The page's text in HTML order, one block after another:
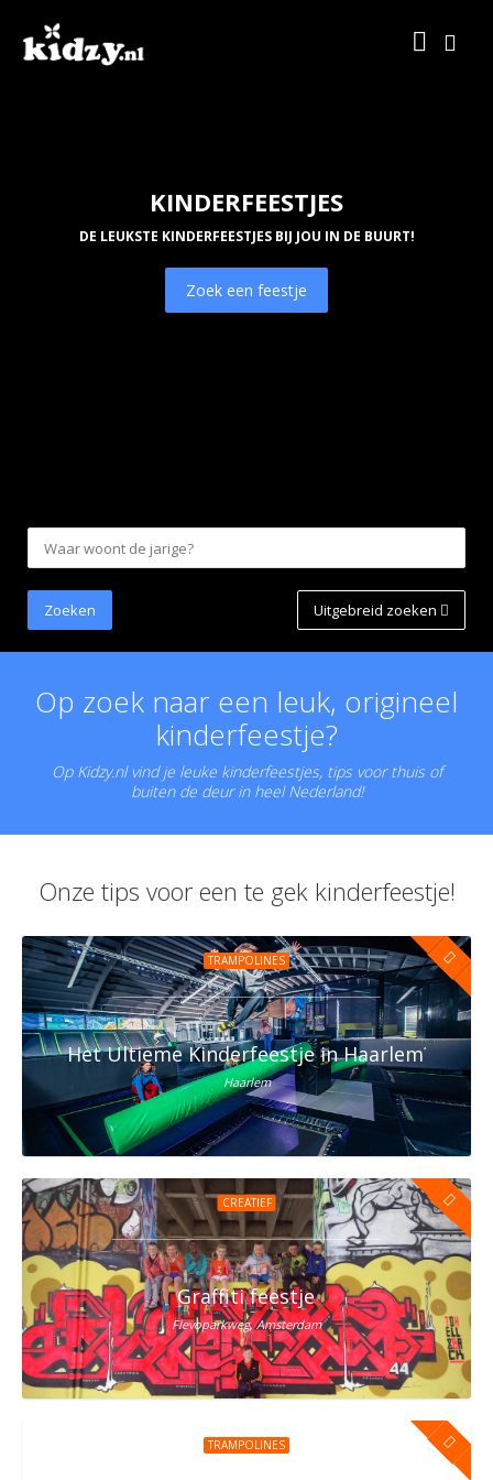
KINDERFEESTJES
DE LEUKSTE KINDERFEESTJES BIJ JOU IN DE BUURT!
Zoek een feestje
Uitgebreid zoeken
Op zoek naar een leuk, origineel
kinderfeestje?
Op Kidzy.nl vind je leuke kinderfeestjes, tips voor thuis of
buiten de deur in heel Nederland!
Onze tips voor een te gek kinderfeestje!
TRAMPOLINES
Het Ultieme Kinderfeestje in Haarlem? Vier
Haarlem
CREATIEF
Graffiti feestje
Flevoparkweg, Amsterdam
TRAMPOLINES